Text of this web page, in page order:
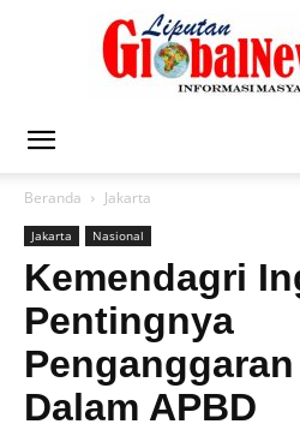
Beranda Jakarta
Jakarta Nasional
Kemendagri
Pentingnya
Penganggaran
Dalam APBD